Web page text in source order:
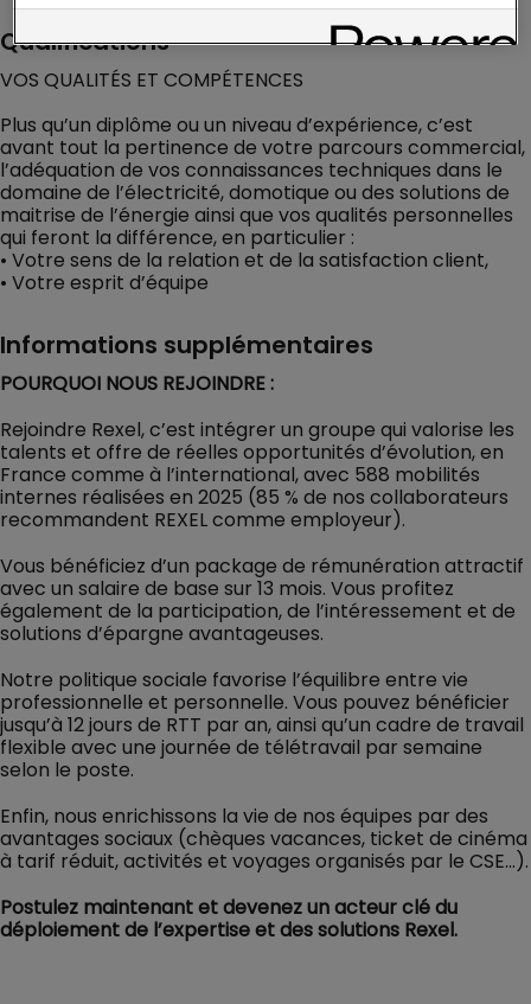
Qualifications
VOS QUALITÉS ET COMPÉTENCES
Plus qu’un diplôme ou un niveau d’expérience, c’est
avant tout la pertinence de votre parcours commercial,
l’adéquation de vos connaissances techniques dans le
domaine de l’électricité, domotique ou des solutions de
maitrise de l’énergie ainsi que vos qualités personnelles
qui feront la différence, en particulier :
• Votre sens de la relation et de la satisfaction client,
• Votre esprit d’équipe
Informations supplémentaires
POURQUOI NOUS REJOINDRE :
Rejoindre Rexel, c’est intégrer un groupe qui valorise les
talents et offre de réelles opportunités d’évolution, en
France comme à l’international, avec 588 mobilités
internes réalisées en 2025 (85 % de nos collaborateurs
recommandent REXEL comme employeur).
Vous bénéficiez d’un package de rémunération attractif
avec un salaire de base sur 13 mois. Vous profitez
également de la participation, de l’intéressement et de
solutions d’épargne avantageuses.
Notre politique sociale favorise l’équilibre entre vie
professionnelle et personnelle. Vous pouvez bénéficier
jusqu’à 12 jours de RTT par an, ainsi qu’un cadre de travail
flexible avec une journée de télétravail par semaine
selon le poste.
Enfin, nous enrichissons la vie de nos équipes par des
avantages sociaux (chèques vacances, ticket de cinéma
à tarif réduit, activités et voyages organisés par le CSE…).
Postulez maintenant et devenez un acteur clé du
déploiement de l’expertise et des solutions Rexel.